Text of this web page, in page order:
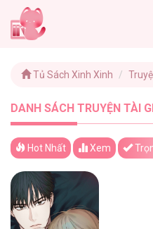
Tủ Sách Xinh Xinh
DANH SÁCH TRUYỆN TÀI GIỎI
Hot Nhất Xem